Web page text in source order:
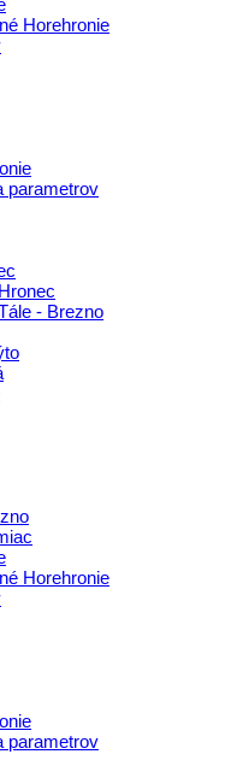
Horehronie
parametrov
- Brezno
Horehronie
parametrov